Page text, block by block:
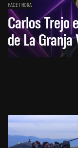
HACE 1 HORA
Carlos Trejo
de La Granja